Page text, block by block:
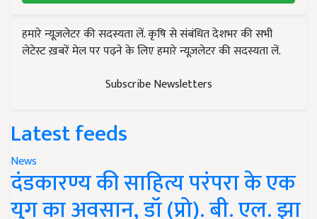
हमारे न्यूज़लेटर की सदस्यता लें. कृषि से संबंधित देशभर की सभी
लेटेस्ट ख़बरें मेल पर पढ़ने के लिए हमारे न्यूज़लेटर की सदस्यता लें.
Subscribe Newsletters
Latest feeds
News
दंडकारण्य की साहित्य परंपरा के एक
युग का अवसान, डॉ (प्रो). बी. एल. झा